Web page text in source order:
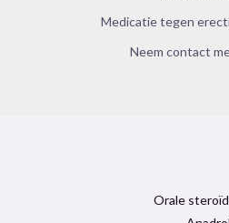
Medicatie tegen
Neem contact
Orale